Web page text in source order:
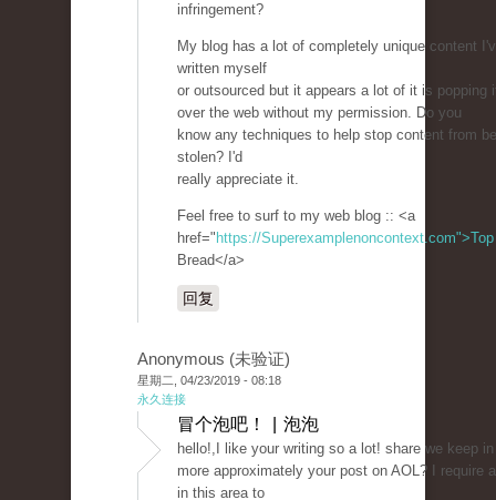
infringement?
My blog has a lot of completely unique content
written myself
or outsourced but it appears a lot of it is popping
over the web without my permission. Do you
know any techniques to help stop content from
stolen? I'd
really appreciate it.
Feel free to surf to my web blog :: <a
href=" https://Superexamplenoncontext.com">Top
Bread</a>
回复
Anonymous (未验证)
星期二, 04/23/2019 - 08:18
永久连接
冒个泡吧！ | 泡泡
hello!,I like your writing so a lot! share we keep
more approximately your post on AOL? I require
in this area to